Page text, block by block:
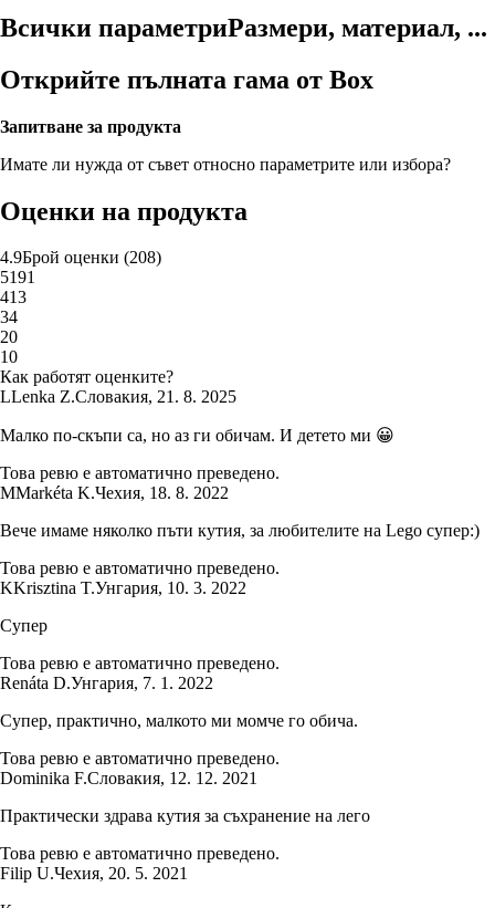
Всички параметриРазмери, материал, ...
Открийте пълната гама от Box
Запитване за продукта
Имате ли нужда от съвет относно параметрите или избора?
Оценки на продукта
4.9Брой оценки (208)
5191
413
34
20
10
Как работят оценките?
LLenka Z.Словакия, 21. 8. 2025
Малко по-скъпи са, но аз ги обичам. И детето ми 😀
Това ревю е автоматично преведено.
MMarkéta K.Чехия, 18. 8. 2022
Вече имаме няколко пъти кутия, за любителите на Lego супер:)
Това ревю е автоматично преведено.
KKrisztina T.Унгария, 10. 3. 2022
Супер
Това ревю е автоматично преведено.
Renáta D.Унгария, 7. 1. 2022
Супер, практично, малкото ми момче го обича.
Това ревю е автоматично преведено.
Dominika F.Словакия, 12. 12. 2021
Практически здрава кутия за съхранение на лего
Това ревю е автоматично преведено.
Filip U.Чехия, 20. 5. 2021